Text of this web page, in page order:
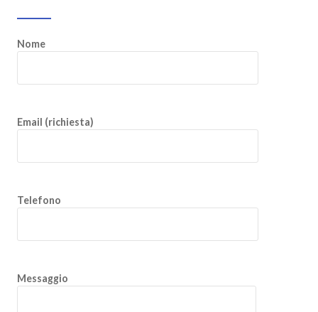
Nome
Email (richiesta)
Telefono
Messaggio